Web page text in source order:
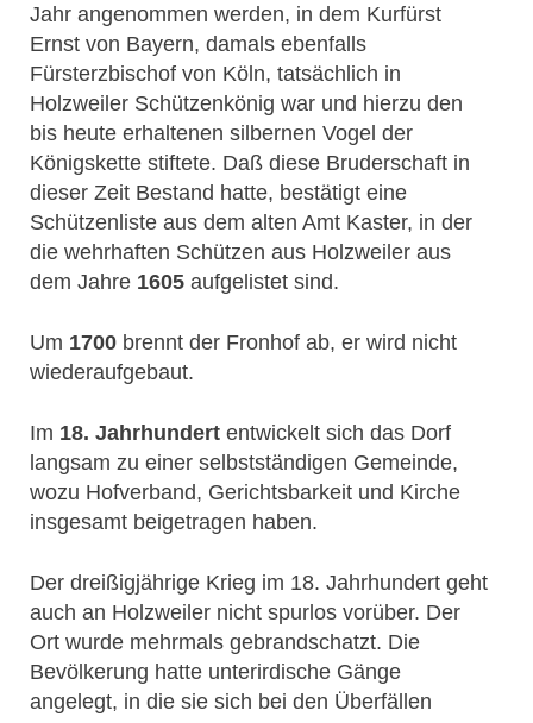
Jahr angenommen werden, in dem Kurfürst
Ernst von Bayern, damals ebenfalls
Fürsterzbischof von Köln, tatsächlich in
Holzweiler Schützenkönig war und hierzu den
bis heute erhaltenen silbernen Vogel der
Königskette stiftete. Daß diese Bruderschaft in
dieser Zeit Bestand hatte, bestätigt eine
Schützenliste aus dem alten Amt Kaster, in der
die wehrhaften Schützen aus Holzweiler aus
dem Jahre 1605 aufgelistet sind.
Um 1700 brennt der Fronhof ab, er wird nicht
wiederaufgebaut.
Im 18. Jahrhundert entwickelt sich das Dorf
langsam zu einer selbstständigen Gemeinde,
wozu Hofverband, Gerichtsbarkeit und Kirche
insgesamt beigetragen haben.
Der dreißigjährige Krieg im 18. Jahrhundert geht
auch an Holzweiler nicht spurlos vorüber. Der
Ort wurde mehrmals gebrandschatzt. Die
Bevölkerung hatte unterirdische Gänge
angelegt, in die sie sich bei den Überfällen